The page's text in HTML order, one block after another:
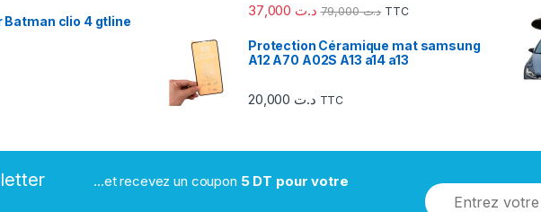
clio 4 gtline
د.ت د.ت79,000 TTC
Protection Céramique mat samsung
A12 A70 A02S A13 a14 a13
د.ت TTC
...et recevez un coupon 5 DT pour votre